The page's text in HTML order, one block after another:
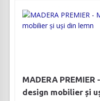
MADERA
design mobilier și